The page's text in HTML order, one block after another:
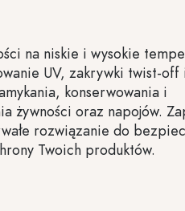
na niskie i wysokie
UV, zakrywki twist-off
konserwowania i
żywności oraz napojów.
rozwiązanie do
Twoich produktów.